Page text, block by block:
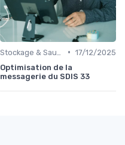
• 17/12/2025
Optimisation de la
messagerie du SDIS 33